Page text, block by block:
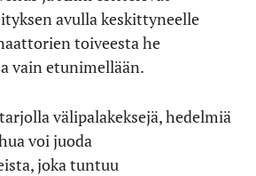
avulla keskittyneelle
toiveesta he
vain etunimellään.
välipalakeksejä, hedelmiä
voi juoda
joka tuntuu